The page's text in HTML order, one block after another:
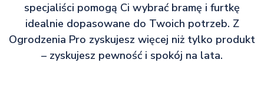
specjaliści pomogą Ci wybrać bramę i furtkę
idealnie dopasowane do Twoich potrzeb. Z
Ogrodzenia Pro zyskujesz więcej niż tylko produkt
– zyskujesz pewność i spokój na lata.